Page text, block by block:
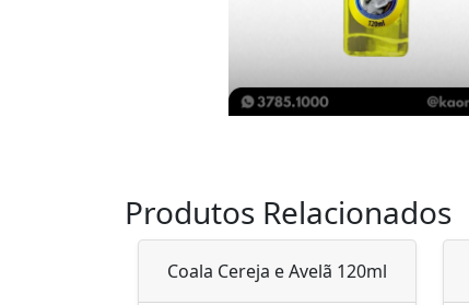
Produtos Relacionados
Coala Cereja e Avelã 120ml